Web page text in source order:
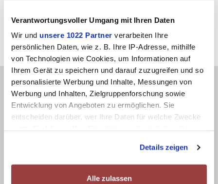
Verantwortungsvoller Umgang mit Ihren Daten
Wir und unsere 1022 Partner verarbeiten Ihre
persönlichen Daten, wie z. B. Ihre IP-Adresse, mithilfe
von Technologien wie Cookies, um Informationen auf
Ihrem Gerät zu speichern und darauf zuzugreifen und so
personalisierte Werbung und Inhalte, Messungen von
Werbung und Inhalten, Zielgruppenforschung sowie
Entwicklung von Angeboten zu ermöglichen. Sie
entscheiden darüber, wer Ihre Daten für welche Zwecke
Trigger Symbol ändern oder widerrufen
Wenn Sie es erlauben, würden wir auch gerne:
Details zeigen
Alle zulassen
Konfiguriere unsere Produkte entsprechend
IhrerBedürfnisse mit unserem
Konfigurator.